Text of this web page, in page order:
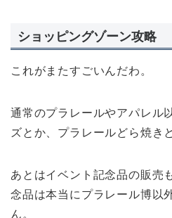
ショッピングゾーン攻略
これがまたすごいんだわ。
通常のプラレールやアパレル
ズとか、プラレールどら焼き
あとはイベント記念品の販売
念品は本当にプラレール博以
ん。